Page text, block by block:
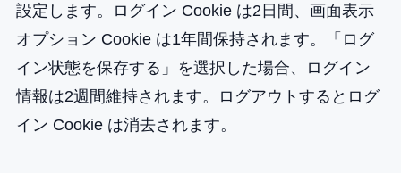
設定します。ログイン Cookie は2日間、画面表示
オプション Cookie は1年間保持されます。「ログ
イン状態を保存する」を選択した場合、ログイン
情報は2週間維持されます。ログアウトするとログ
イン Cookie は消去されます。